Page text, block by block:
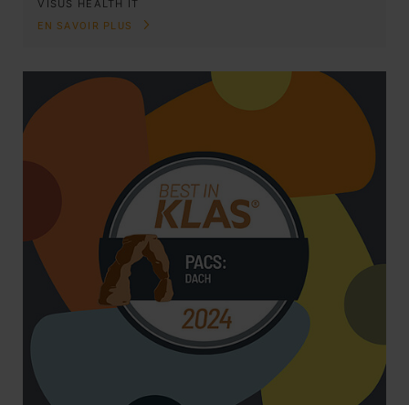
VISUS HEALTH IT
EN SAVOIR PLUS